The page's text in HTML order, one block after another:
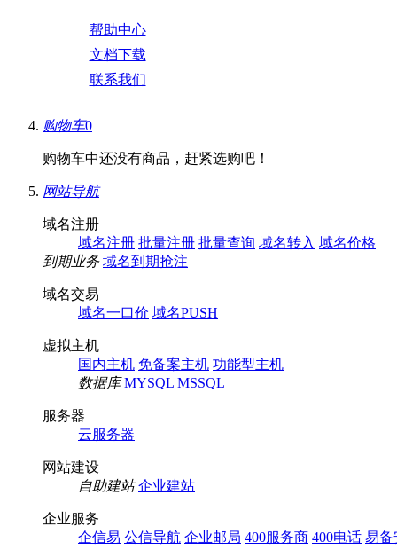
帮助中心
文档下载
联系我们
购物车0
购物车中还没有商品，赶紧选购吧！
网站导航
域名注册
域名注册 批量注册 批量查询 域名转入 域名价格
到期业务 域名到期抢注
域名交易
域名一口价 域名PUSH
虚拟主机
国内主机 免备案主机 功能型主机
数据库 MYSQL MSSQL
服务器
云服务器
网站建设
自助建站 企业建站
企业服务
企信易 公信导航 企业邮局 400服务商 400电话 易备